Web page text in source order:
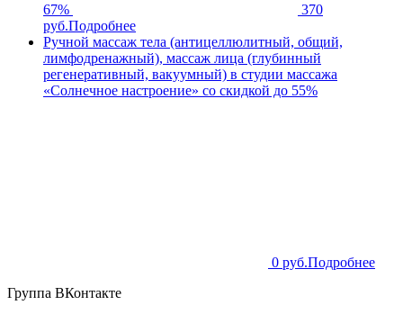
67%
370
руб.Подробнее
Ручной массаж тела (антицеллюлитный, общий,
лимфодренажный), массаж лица (глубинный
регенеративный, вакуумный) в студии массажа
«Солнечное настроение» со скидкой до 55%
0 руб.Подробнее
Группа ВКонтакте